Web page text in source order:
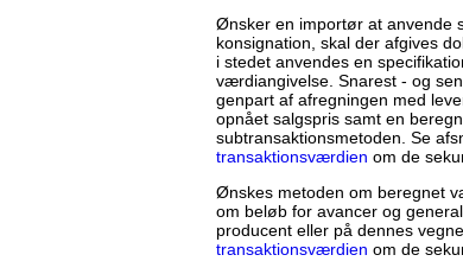
Ønsker en importør at anvende
konsignation, skal der afgives
i stedet anvendes en
værdiangivelse. Snarest - og
genpart af afregningen med
opnået salgspris samt en
subtransaktionsmetoden. Se
transaktionsværdien om de
Ønskes metoden om beregnet
om beløb for avancer og
producent eller på dennes
transaktionsværdien om de